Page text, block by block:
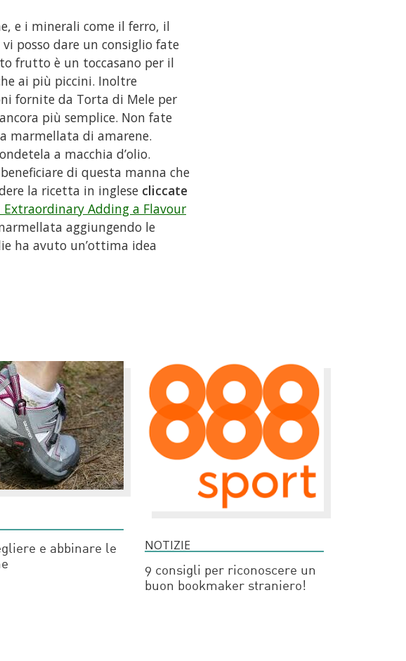
e i minerali come il ferro, il
posso dare un consiglio fate
frutto è un toccasano per il
ai più piccini. Inoltre
fornite da Torta di Mele per
più semplice. Non fate
marmellata di amarene.
a macchia d’olio.
di questa manna che
la ricetta in inglese cliccate
Extraordinary Adding a Flavour
aggiungendo le
ha avuto un’ottima idea
e abbinare le
NOTIZIE
9 consigli per riconoscere un
buon bookmaker straniero!